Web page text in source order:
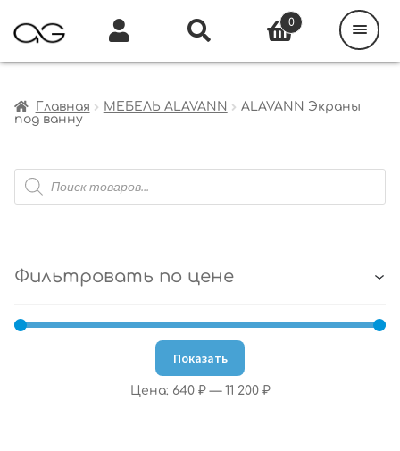
Главная МЕБЕЛЬ ALAVANN
ALAVANN Экраны
под ванну
Поиск
товаров
Фильтровать по цене
Показать
Цена: 640 ₽— 11 200 ₽
0